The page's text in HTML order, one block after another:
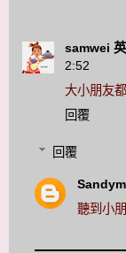
samwei
2:52
大小朋友
回覆
回覆
聽到小